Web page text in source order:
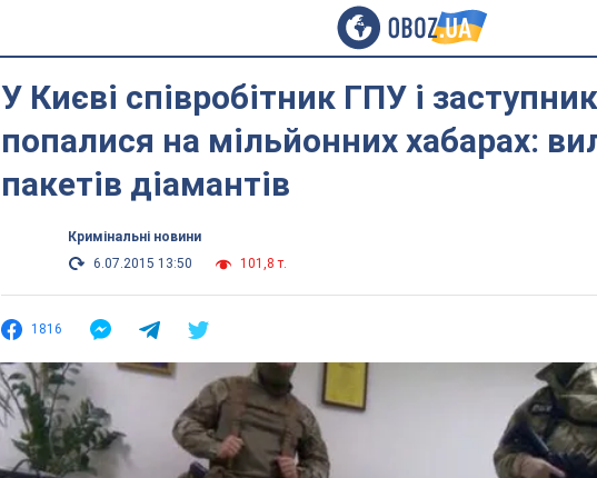
У Києві співробітник ГПУ і
попалися на мільйонних хабарах:
пакетів діамантів
Кримінальні новини
6.07.2015 13:50
101,8 т.
1816